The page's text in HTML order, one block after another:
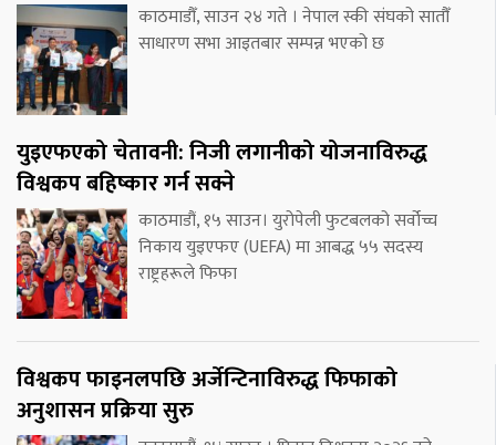
काठमाडौँ, साउन २४ गते । नेपाल स्की संघको सातौँ
साधारण सभा आइतबार सम्पन्न भएको छ
युइएफएको चेतावनी: निजी लगानीको योजनाविरुद्ध
विश्वकप बहिष्कार गर्न सक्ने
काठमाडौं, १५ साउन। युरोपेली फुटबलको सर्वोच्च
निकाय युइएफए (UEFA) मा आबद्ध ५५ सदस्य
राष्ट्रहरूले फिफा
विश्वकप फाइनलपछि अर्जेन्टिनाविरुद्ध फिफाको
अनुशासन प्रक्रिया सुरु